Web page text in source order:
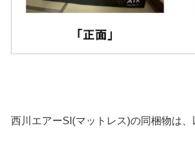
西川エアーSI(マットレス)の同梱物は、